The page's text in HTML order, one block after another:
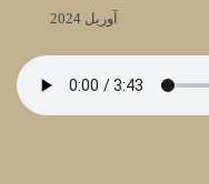
آوریل 2024